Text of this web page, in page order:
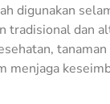
digunakan
tradisional dan
menjaga